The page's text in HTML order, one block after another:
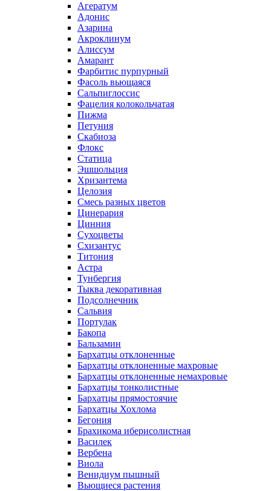
Агератум
Адонис
Азарина
Акроклинум
Алиссум
Амарант
Фарбитис пурпурный
Фасоль вьющаяся
Сальпиглоссис
Фацелия колокольчатая
Пижма
Петуния
Скабиоза
Флокс
Статица
Эшшольция
Хризантема
Целозия
Смесь разных цветов
Цинерария
Цинния
Сухоцветы
Схизантус
Титония
Астра
Тунбергия
Тыква декоративная
Подсолнечник
Сальвия
Портулак
Бакопа
Бальзамин
Бархатцы отклоненные
Бархатцы отклоненные махровые
Бархатцы отклоненные немахровые
Бархатцы тонколистные
Бархатцы прямостоячие
Бархатцы Хохлома
Бегония
Брахикома иберисолистная
Василек
Вербена
Виола
Венидиум пышный
Вьющиеся растения